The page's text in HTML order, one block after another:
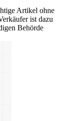
Artikel ohne
ist dazu
Behörde